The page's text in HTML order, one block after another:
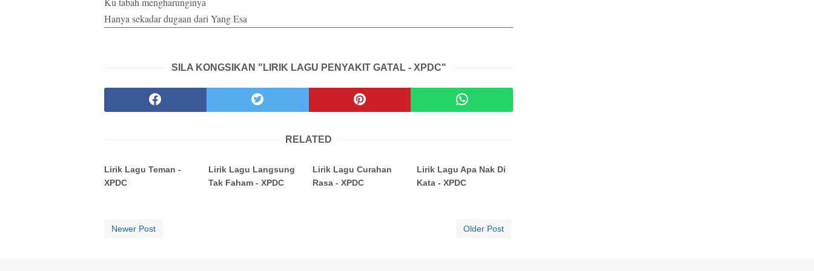
Hanya sekadar dugaan dari Yang Esa
SILA KONGSIKAN "LIRIK LAGU PENYAKIT GATAL - XPDC"
RELATED
Lirik Lagu Teman -
XPDC
Lirik Lagu Langsung
Tak Faham - XPDC
Lirik Lagu Curahan
Rasa - XPDC
Lirik Lagu Apa Nak Di
Kata - XPDC
Newer Post Older Post